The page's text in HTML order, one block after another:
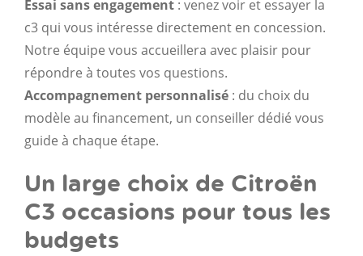
Essai sans engagement : venez voir et essayer la
c3 qui vous intéresse directement en concession.
Notre équipe vous accueillera avec plaisir pour
répondre à toutes vos questions.
Accompagnement personnalisé : du choix du
modèle au financement, un conseiller dédié vous
guide à chaque étape.
Un large choix de Citroën
C3 occasions pour tous les
budgets